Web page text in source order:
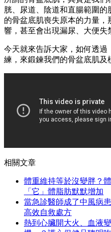
胱、尿道、陰道和直腸範圍
的骨盆底肌喪失原本的力量
響，甚至會出現漏尿、大便失
今天就來告訴大家，如何透過
練，來鍛鍊我們的骨盆底肌及
相關文章
體重維持等於沒變胖？
「它」體脂肪默默增加
當急診醫師成了中風病
高效自救處方
熱到心臟開大火、血液